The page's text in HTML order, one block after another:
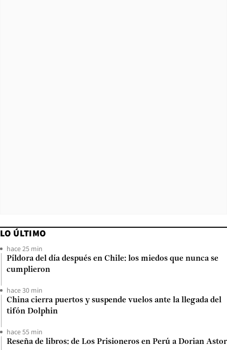
LO ÚLTIMO
hace 25 min
Píldora del día después en Chile: los miedos que nunca se
cumplieron
hace 30 min
China cierra puertos y suspende vuelos ante la llegada del
tifón Dolphin
hace 55 min
Reseña de libros: de Los Prisioneros en Perú a Dorian Astor